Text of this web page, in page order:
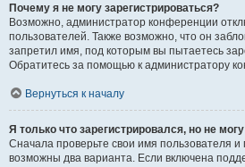
Почему я не могу зарегистрироваться?
Возможно, администратор конференции
пользователей. Также возможно, что он
запретил имя, под которым вы пытаетесь
Обратитесь за помощью к администратору
Вернуться к началу
Я только что зарегистрировался, но не
Сначала проверьте свои имя пользователя
возможны два варианта. Если включена